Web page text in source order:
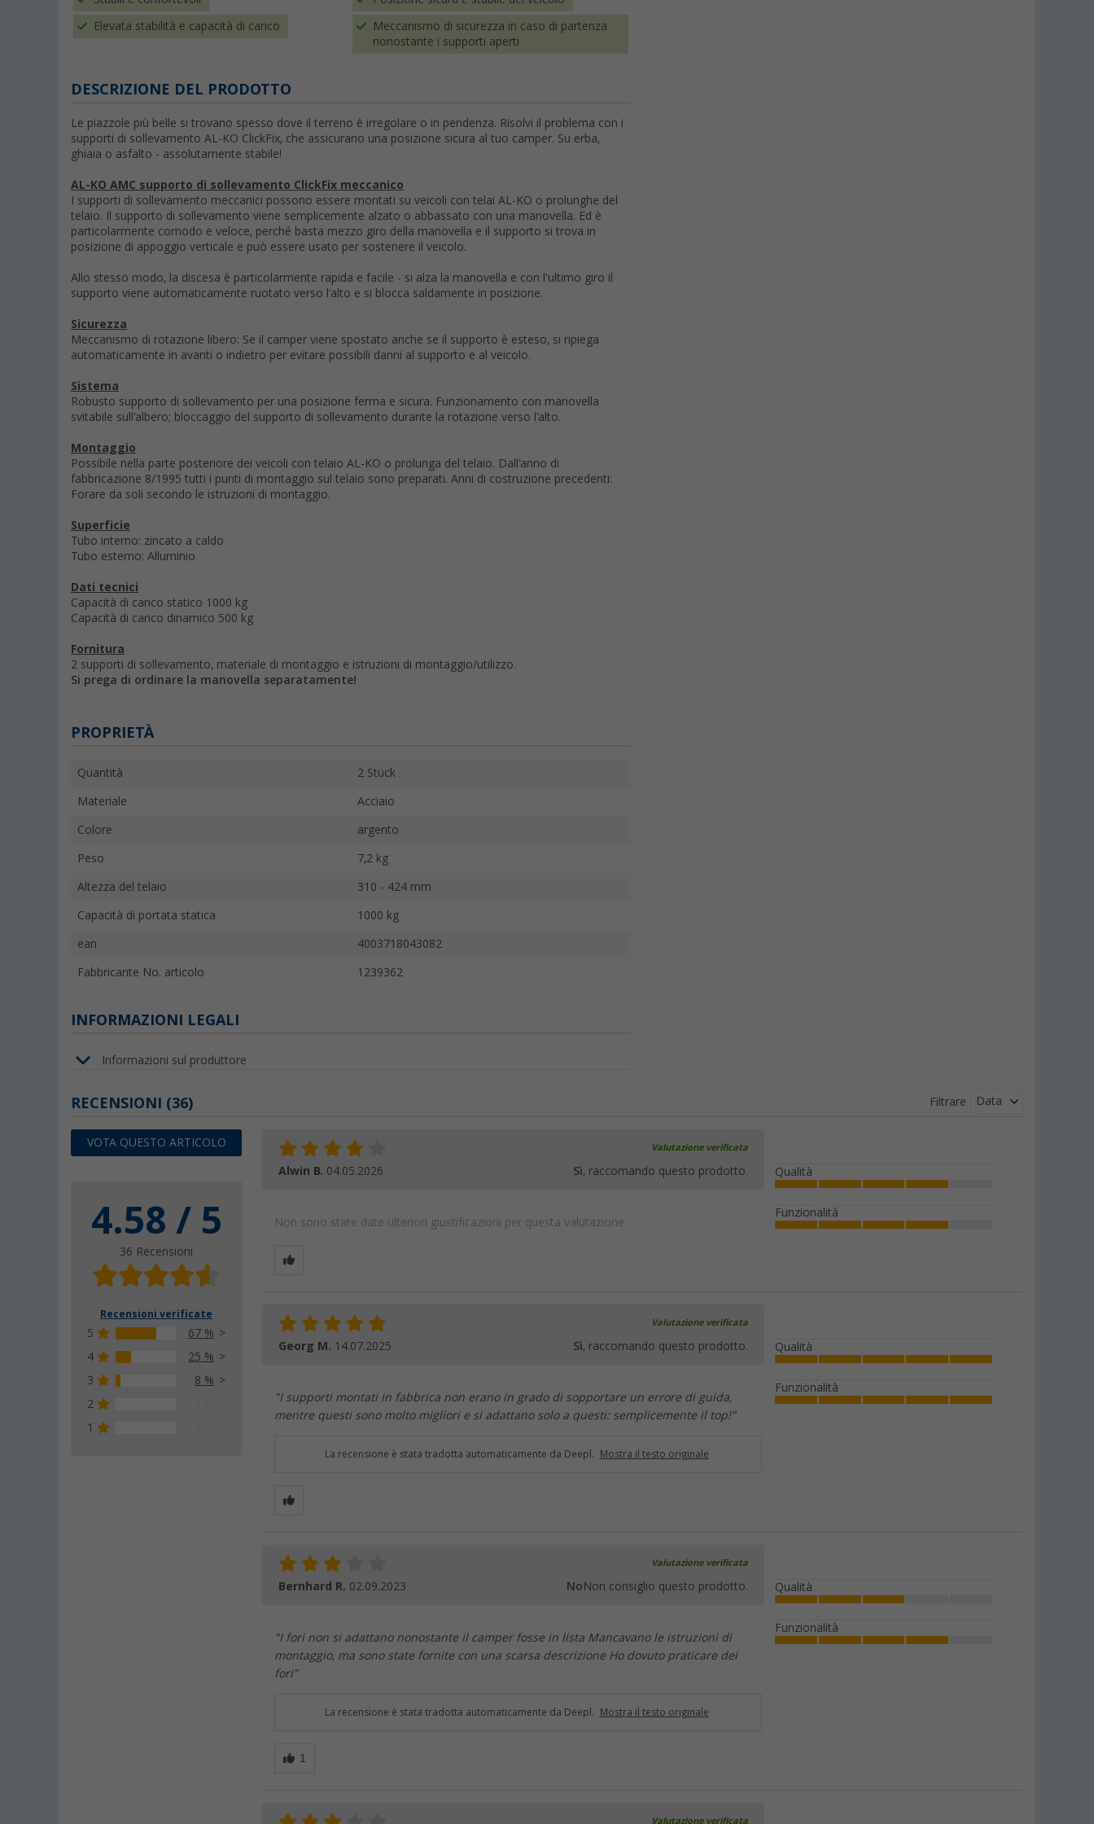
Elevata stabilità e capacità di carico
Meccanismo di sicurezza in caso di partenza
nonostante i supporti aperti
DESCRIZIONE DEL PRODOTTO
Le piazzole più belle si trovano spesso dove il terreno è irregolare o in pendenza. Risolvi il problema con i
supporti di sollevamento AL-KO ClickFix, che assicurano una posizione sicura al tuo camper. Su erba,
ghiaia o asfalto - assolutamente stabile!
AL-KO AMC supporto di sollevamento ClickFix meccanico
I supporti di sollevamento meccanici possono essere montati su veicoli con telai AL-KO o prolunghe del
telaio. Il supporto di sollevamento viene semplicemente alzato o abbassato con una manovella. Ed è
particolarmente comodo e veloce, perché basta mezzo giro della manovella e il supporto si trova in
posizione di appoggio verticale e può essere usato per sostenere il veicolo.
Allo stesso modo, la discesa è particolarmente rapida e facile - si alza la manovella e con l'ultimo giro il
supporto viene automaticamente ruotato verso l'alto e si blocca saldamente in posizione.
Sicurezza
Meccanismo di rotazione libero: Se il camper viene spostato anche se il supporto è esteso, si ripiega
automaticamente in avanti o indietro per evitare possibili danni al supporto e al veicolo.
Sistema
Robusto supporto di sollevamento per una posizione ferma e sicura. Funzionamento con manovella
svitabile sull'albero; bloccaggio del supporto di sollevamento durante la rotazione verso l'alto.
Montaggio
Possibile nella parte posteriore dei veicoli con telaio AL-KO o prolunga del telaio. Dall'anno di
fabbricazione 8/1995 tutti i punti di montaggio sul telaio sono preparati. Anni di costruzione precedenti:
Forare da soli secondo le istruzioni di montaggio.
Superficie
Tubo interno: zincato a caldo
Tubo esterno: Alluminio
Dati tecnici
Capacità di carico statico 1000 kg
Capacità di carico dinamico 500 kg
Fornitura
2 supporti di sollevamento, materiale di montaggio e istruzioni di montaggio/utilizzo.
Si prega di ordinare la manovella separatamente!
PROPRIETÀ
Quantità 2 Stück
Materiale Acciaio
Colore argento
Peso 7,2 kg
Altezza del telaio 310 - 424 mm
Capacità di portata statica 1000 kg
ean 4003718043082
Fabbricante No. articolo 1239362
INFORMAZIONI LEGALI
Informazioni sul produttore
RECENSIONI (36)
VOTA QUESTO ARTICOLO
4.58 / 5
36 Recensioni
Recensioni verificate
5
67 %
4
25 %
3
8 %
2
1
Filtrare Data
Valutazione verificata
Alwin B. 04.05.2026 Sì, raccomando questo prodotto.
Non sono state date ulteriori giustificazioni per questa valutazione.
Qualità
Funzionalità
Valutazione verificata
Georg M. 14.07.2025 Sì, raccomando questo prodotto.
"I supporti montati in fabbrica non erano in grado di sopportare un errore di guida,
mentre questi sono molto migliori e si adattano solo a questi: semplicemente il top!"
Qualità
Funzionalità
La recensione è stata tradotta automaticamente da Deepl. Mostra il testo originale
Valutazione verificata
Bernhard R. 02.09.2023 NoNon consiglio questo prodotto.
"I fori non si adattano nonostante il camper fosse in lista Mancavano le istruzioni di
montaggio, ma sono state fornite con una scarsa descrizione Ho dovuto praticare dei
fori"
Qualità
Funzionalità
La recensione è stata tradotta automaticamente da Deepl. Mostra il testo originale
Valutazione verificata